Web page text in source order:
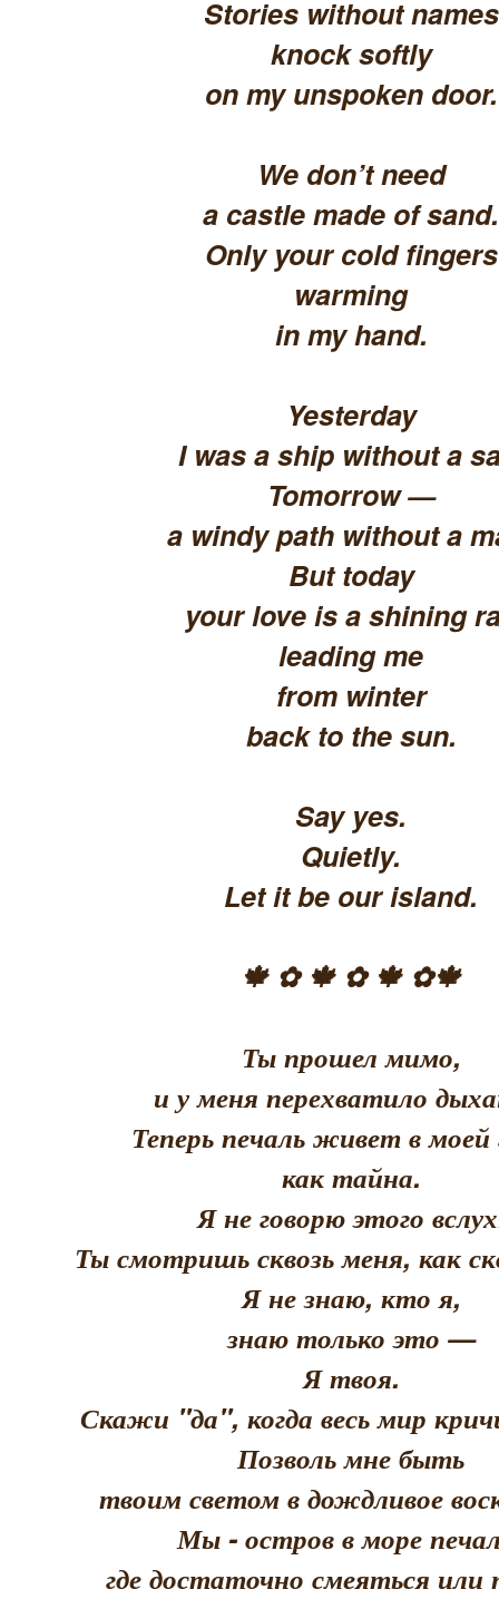
Stories without names
knock softly
on my unspoken door.
We don’t need
a castle made of sand.
Only your cold fingers
warming
in my hand.
Yesterday
I was a ship without a
Tomorrow —
a windy path without a
But today
your love is a shining
leading me
from winter
back to the sun.
Say yes.
Quietly.
Let it be our island.
🍁 ✿ 🍁 ✿ 🍁 ✿🍁
Ты прошел мимо,
и у меня перехватило
Теперь печаль живет в моей
как тайна.
Я не говорю этого
Ты смотришь сквозь меня, как
Я не знаю, кто я,
знаю только это —
Я твоя.
Скажи "да", когда весь мир
Позволь мне быть
твоим светом в дождливое
Мы - остров в море
где достаточно смеяться или